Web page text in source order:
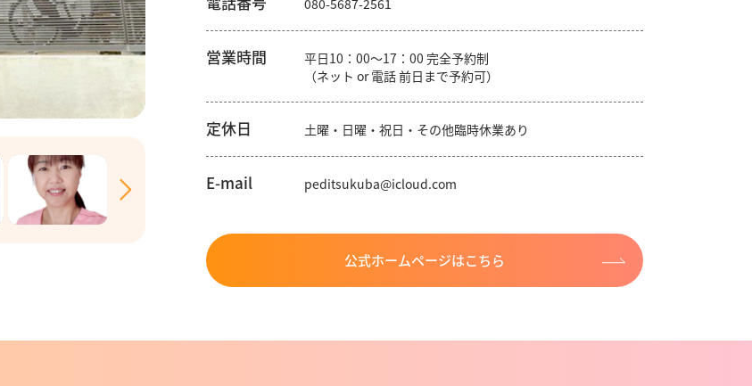
080-5687-2561
営業時間
平日10：00～17：00 完全予約制
（ネット or 電話 前日まで予約可）
定休日 土曜・日曜・祝日・その他臨時休業あり
E-mail peditsukuba@icloud.com
公式ホームページはこちら